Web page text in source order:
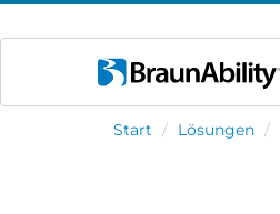
Start / Lösungen /